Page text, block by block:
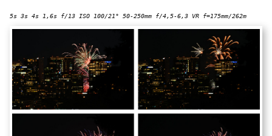
5s 3s 4s 1,6s f/13 ISO 100/21° 50-250mm f/4,5-6,3 VR f=175mm/262m